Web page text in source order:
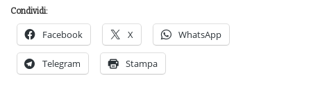
Condividi:
Facebook X WhatsApp
Telegram Stampa